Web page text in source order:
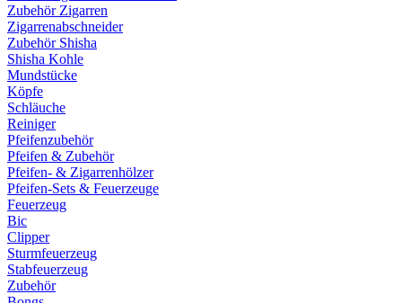
Zubehör Zigarren
Zigarrenabschneider
Zubehör Shisha
Shisha Kohle
Mundstücke
Köpfe
Schläuche
Reiniger
Pfeifenzubehör
Pfeifen & Zubehör
Pfeifen- & Zigarrenhölzer
Pfeifen-Sets & Feuerzeuge
Feuerzeug
Bic
Clipper
Sturmfeuerzeug
Stabfeuerzeug
Zubehör